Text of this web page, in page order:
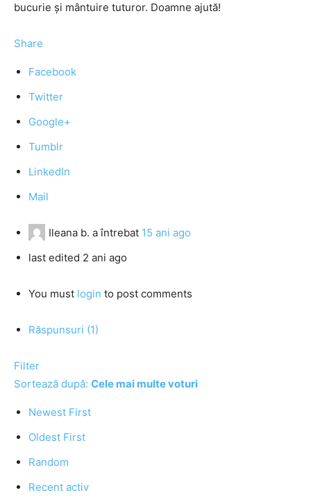
bucurie şi mântuire tuturor. Doamne ajută!
Share
Facebook
Twitter
Google+
Tumblr
LinkedIn
Mail
Ileana b. a întrebat 15 ani ago
last edited 2 ani ago
You must login to post comments
Răspunsuri (1)
Filter
Sortează după: Cele mai multe voturi
Newest First
Oldest First
Random
Recent activ